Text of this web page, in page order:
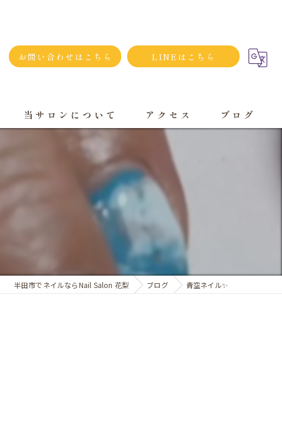
お問い合わせはこちら LINEはこちら
当サロンについて
ダメージネイルケア
プライベートサロン
アクセス ブログ
半田市でネイルならNail Salon 花梨 ブログ 青空ネイル✨